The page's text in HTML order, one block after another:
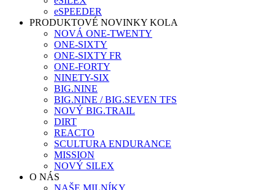
eSPEEDER
PRODUKTOVÉ NOVINKY KOLA
NOVÁ ONE-TWENTY
ONE-SIXTY
ONE-SIXTY FR
ONE-FORTY
NINETY-SIX
BIG.NINE
BIG.NINE / BIG.SEVEN TFS
NOVÝ BIG.TRAIL
DIRT
REACTO
SCULTURA ENDURANCE
MISSION
NOVÝ SILEX
O NÁS
NAŠE MILNÍKY